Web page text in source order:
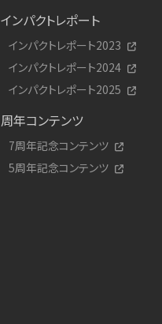
インパクトレポート
インパクトレポート2023
インパクトレポート2024
インパクトレポート2025
周年コンテンツ
7周年記念コンテンツ
5周年記念コンテンツ